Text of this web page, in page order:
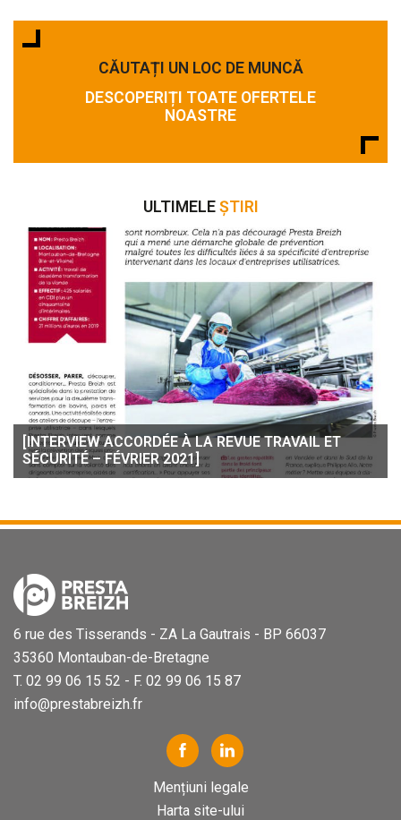
CĂUTAȚI UN LOC DE MUNCĂ
DESCOPERIȚI TOATE OFERTELE
NOASTRE
ULTIMELE ȘTIRI
[INTERVIEW ACCORDÉE À LA REVUE TRAVAIL ET
SÉCURITÉ – FÉVRIER 2021]
6 rue des Tisserands - ZA La Gautrais - BP 66037
35360 Montauban-de-Bretagne
T. 02 99 06 15 52 - F. 02 99 06 15 87
info@prestabreizh.fr
Mențiuni legale
Harta site-ului